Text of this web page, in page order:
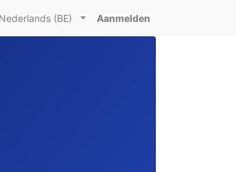
Nederlands (BE) Aanmelden